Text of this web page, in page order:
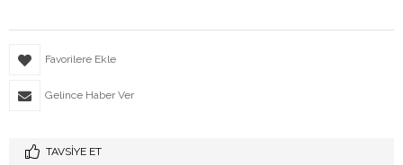
Favorilere Ekle
Gelince Haber Ver
TAVSIYE ET